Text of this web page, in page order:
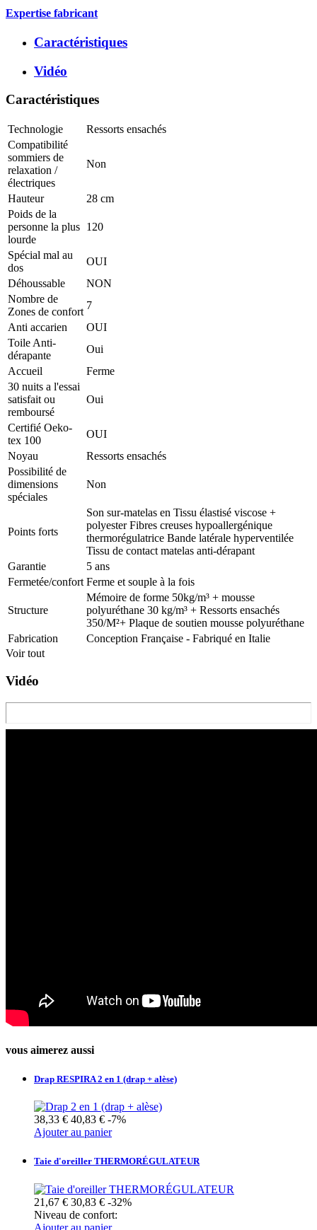
Expertise fabricant
Caractéristiques
Vidéo
Caractéristiques
Technologie
Ressorts ensachés
Compatibilité
sommiers de
relaxation /
électriques
Non
Hauteur
28 cm
Poids de la
personne la plus
lourde
120
Spécial mal au
dos
OUI
Déhoussable
NON
Nombre de
Zones de confort
7
Anti accarien
OUI
Toile Anti-
dérapante
Oui
Accueil
Ferme
30 nuits a l'essai
satisfait ou
remboursé
Oui
Certifié Oeko-
tex 100
OUI
Noyau
Ressorts ensachés
Possibilité de
dimensions
spéciales
Non
Points forts
Son sur-matelas en Tissu élastisé viscose +
polyester Fibres creuses hypoallergénique
thermorégulatrice Bande latérale hyperventilée
Tissu de contact matelas anti-dérapant
Garantie
5 ans
Fermetée/confort Ferme et souple à la fois
Structure
Mémoire de forme 50kg/m³ + mousse
polyuréthane 30 kg/m³ + Ressorts ensachés
350/M²+ Plaque de soutien mousse polyuréthane
Fabrication
Conception Française - Fabriqué en Italie
Voir tout
Vidéo
vous aimerez aussi
Drap RESPIRA 2 en 1 (drap + alèse)
38,33 € 40,83 € -7%
Ajouter au panier
Taie d'oreiller THERMORÉGULATEUR
21,67 € 30,83 € -32%
Niveau de confort:
Ajouter au panier